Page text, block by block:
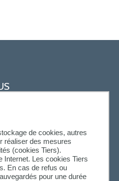
de cookies, autres
réaliser des mesures
(cookies Tiers).
Internet. Les cookies Tiers
En cas de refus ou
pour une durée